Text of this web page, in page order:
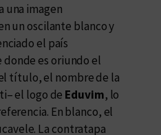
una imagen
un oscilante blanco y
el país
es oriundo el
título, el nombre de la
el logo de Eduvim, lo
En blanco, el
La contratapa